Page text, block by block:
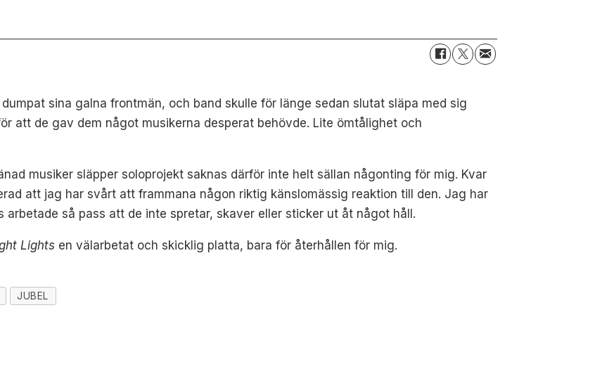
sina galna frontmän, och band skulle för länge sedan slutat släpa med sig
att de gav dem något musikerna desperat behövde. Lite ömtålighet och
musiker släpper soloprojekt saknas därför inte helt sällan någonting för mig. Kvar
att jag har svårt att frammana någon riktig känslomässig reaktion till den. Jag har
så pass att de inte spretar, skaver eller sticker ut åt något håll.
Lights en välarbetat och skicklig platta, bara för återhållen för mig.
JUBEL